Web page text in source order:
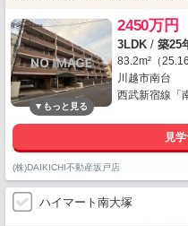
2450万円
3LDK / 築25
83.2m²（
川越市南台
西武新宿線「
見
(株)DAIKICHI不動産坂戸店
ハイマート南大塚